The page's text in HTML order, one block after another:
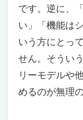
です。逆に、
い」「機能は
いう方にとっ
せん。そうい
リーモデルや
めるのが無理